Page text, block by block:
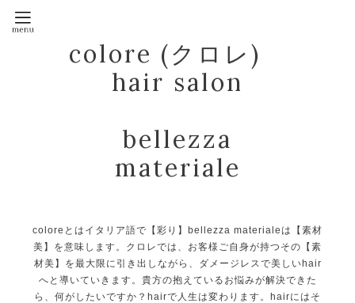
colore (クロレ)
hair salon
bellezza
materiale
coloreとはイタリア語で【彩り】bellezza materialeは【素材
美】を意味します。クロレでは、お客様ご自身が持つその【素
材美】を最大限に引き出しながら、ダメージレスで美しいhair
へと導いていきます。貴方の抱えているお悩みが解決できた
ら、何がしたいですか？hairで人生は変わります。hairにはそ